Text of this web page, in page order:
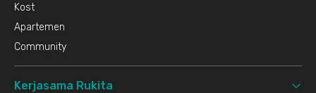
Kost
Apartemen
Community
Kerjasama Rukita